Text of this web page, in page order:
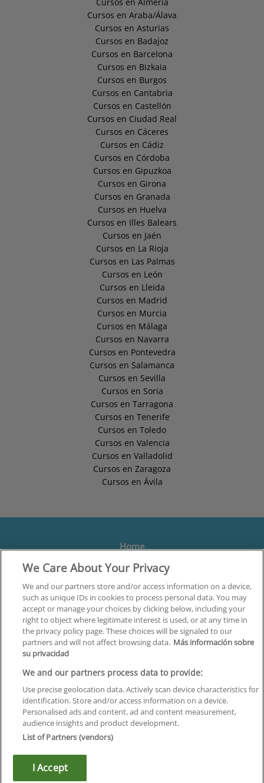
Cursos en Araba/Álava
Cursos en Asturias
Cursos en Badajoz
Cursos en Barcelona
Cursos en Bizkaia
Cursos en Burgos
Cursos en Cantabria
Cursos en Castellón
Cursos en Ciudad Real
Cursos en Cáceres
Cursos en Cádiz
Cursos en Córdoba
Cursos en Gipuzkoa
Cursos en Girona
Cursos en Granada
Cursos en Huelva
Cursos en Illes Balears
Cursos en Jaén
Cursos en La Rioja
Cursos en Las Palmas
Cursos en León
Cursos en Lleida
Cursos en Madrid
Cursos en Murcia
Cursos en Málaga
Cursos en Navarra
Cursos en Pontevedra
Cursos en Salamanca
Cursos en Sevilla
Cursos en Soria
Cursos en Tarragona
Cursos en Tenerife
Cursos en Toledo
Cursos en Valencia
Cursos en Valladolid
Cursos en Zaragoza
Cursos en Ávila
Home
Formación
Centros
Orientación
Quiénes somos
Contacta
Aviso Legal
Política de Privacidad
Política de Cookies
Canal Ético
We Care About Your Privacy
We and our partners store and/or access information on a device,
such as unique IDs in cookies to process personal data. You may
accept or manage your choices by clicking below, including your
right to object where legitimate interest is used, or at any time in
the privacy policy page. These choices will be signaled to our
partners and will not affect browsing data. Más información sobre
su privacidad
We and our partners process data to provide:
Use precise geolocation data. Actively scan device characteristics for
identification. Store and/or access information on a device.
Personalised ads and content, ad and content measurement,
audience insights and product development.
List of Partners (vendors)
I Accept